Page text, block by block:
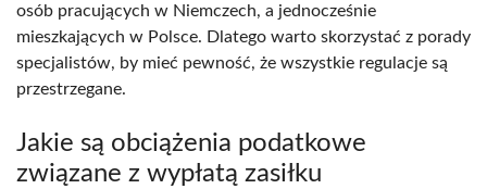
osób pracujących w Niemczech, a jednocześnie
mieszkających w Polsce. Dlatego warto skorzystać z porady
specjalistów, by mieć pewność, że wszystkie regulacje są
przestrzegane.
Jakie są obciążenia podatkowe
związane z wypłatą zasiłku